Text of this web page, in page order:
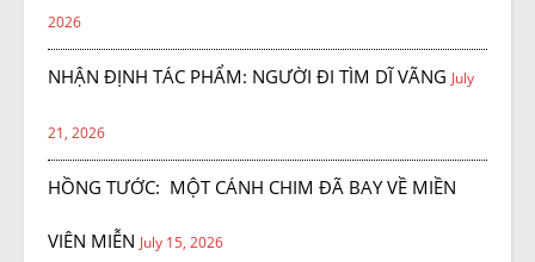
2026
NHẬN ĐỊNH TÁC PHẨM: NGƯỜI ĐI TÌM DĨ VÃNG July
21, 2026
HỒNG TƯỚC: MỘT CÁNH CHIM ĐÃ BAY VỀ MIỀN
VIÊN MIỄN July 15, 2026